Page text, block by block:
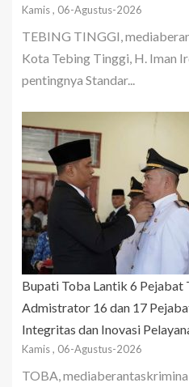
Kamis , 06-Agustus-2026
TEBING TINGGI,
Kota Tebing Tinggi, H. Iman
pentingnya Standar...
Bupati Toba Lantik 6
Admistrator 16 dan 17
Integritas dan Inovasi
Kamis , 06-Agustus-2026
TOBA,